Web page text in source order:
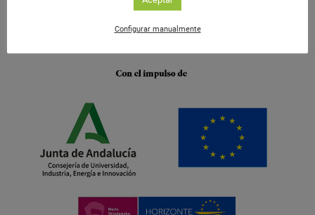
Configurar manualmente